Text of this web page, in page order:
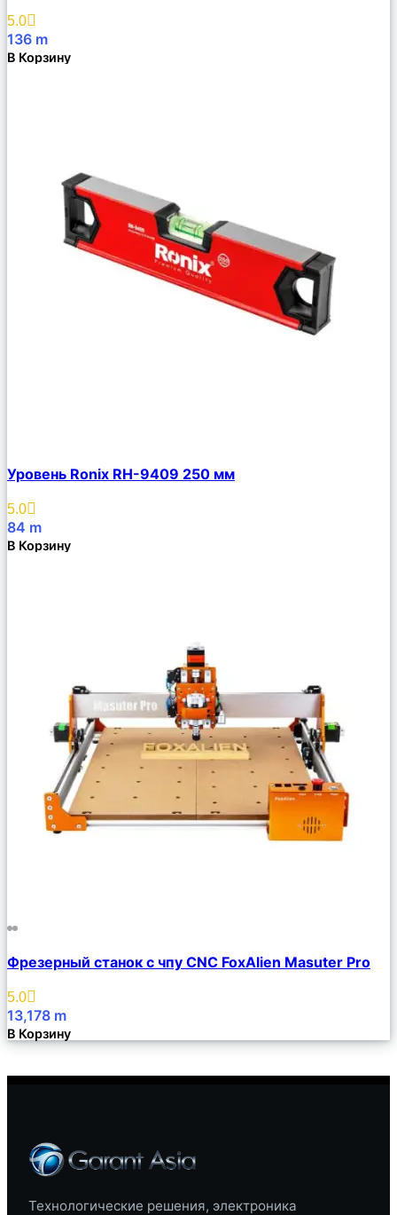
Избранное
5.0
136 m
В Корзину
Описание
Избранное
Уровень Ronix RH-9409 250 мм
5.0
84 m
В Корзину
Описание
Избранное
Фрезерный станок с чпу CNC FoxAlien Masuter Pro
5.0
13,178 m
В Корзину
Технологические решения, электроника